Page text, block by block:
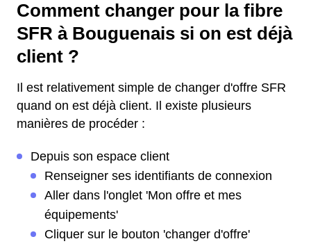
Comment changer pour la fibre
SFR à Bouguenais si on est déjà
client ?
Il est relativement simple de changer d'offre SFR
quand on est déjà client. Il existe plusieurs
manières de procéder :
Depuis son espace client
Renseigner ses identifiants de connexion
Aller dans l'onglet 'Mon offre et mes
équipements'
Cliquer sur le bouton 'changer d'offre'